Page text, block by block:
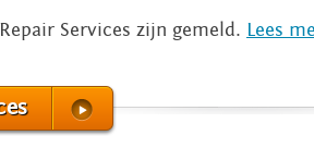
Services zijn gemeld. Lees